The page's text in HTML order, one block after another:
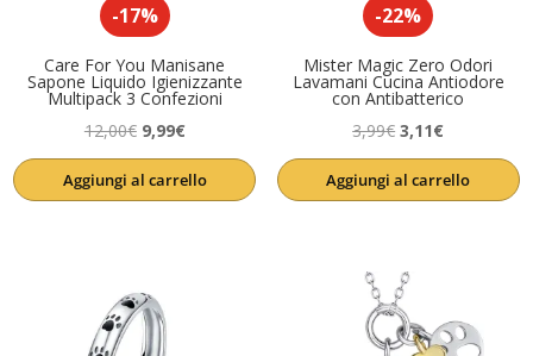
-17%
Care For You Manisane
Sapone Liquido Igienizzante
Multipack 3 Confezioni
12,00€ Il
prezzo
originale
9,99€Il
prezzo
attuale
Aggiungi al carrello
-22%
Mister Magic Zero Odori
Lavamani Cucina Antiodore
con Antibatterico
3,99€ Il
prezzo
originale
3,11€Il
prezzo
attuale
Aggiungi al carrello